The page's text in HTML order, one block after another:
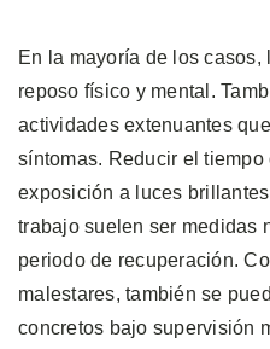
En la mayoría de los
reposo físico y mental.
actividades extenuantes
síntomas. Reducir el
exposición a luces
trabajo suelen ser medidas
periodo de recuperación.
malestares, también se
concretos bajo supervisión